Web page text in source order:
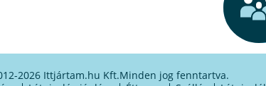
2026 Ittjártam.hu Kft.Minden jog fenntartva.